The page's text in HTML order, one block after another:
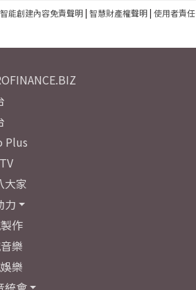
能創建內容免責聲明| 智慧財產權聲明| 使用者責任
Plus
大家
力
作
樂
樂